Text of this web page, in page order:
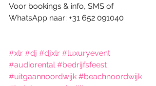
Voor bookings & info, SMS of
WhatsApp naar: +31 652 091040
#xlr #dj #djxlr #luxuryevent
#audiorental #bedrijfsfeest
#uitgaannoordwijk #beachnoordwijk